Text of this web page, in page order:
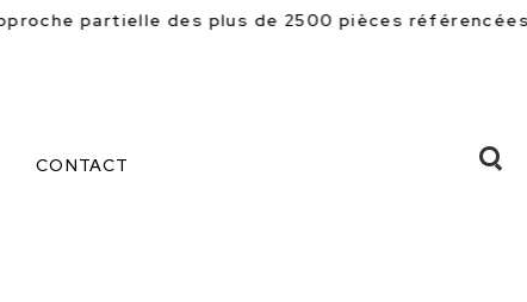
de 2500 pièces référencées en magasin.
CONTACT